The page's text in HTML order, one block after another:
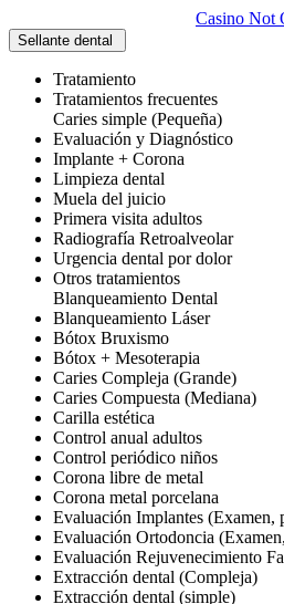
Casino Not
Sellante dental
Tratamiento
Tratamientos frecuentes
Caries simple (Pequeña)
Evaluación y Diagnóstico
Implante + Corona
Limpieza dental
Muela del juicio
Primera visita adultos
Radiografía Retroalveolar
Urgencia dental por dolor
Otros tratamientos
Blanqueamiento Dental
Blanqueamiento Láser
Bótox Bruxismo
Bótox + Mesoterapia
Caries Compleja (Grande)
Caries Compuesta (Mediana)
Carilla estética
Control anual adultos
Control periódico niños
Corona libre de metal
Corona metal porcelana
Evaluación Implantes (Examen,
Evaluación Ortodoncia
Evaluación Rejuvenecimiento
Extracción dental (Compleja)
Extracción dental (simple)